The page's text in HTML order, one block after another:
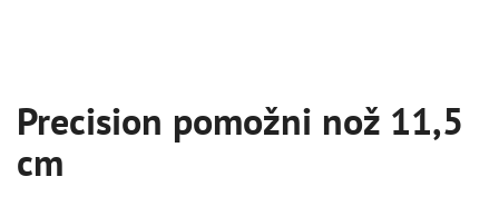
Precision pomožni nož 11,5
cm